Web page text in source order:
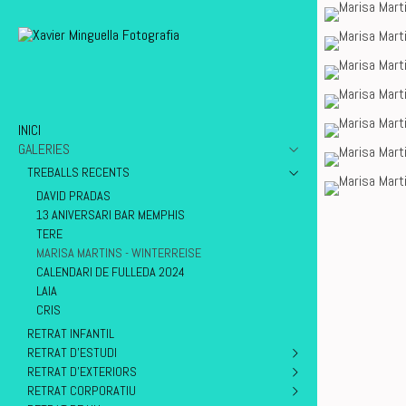
INICI
GALERIES
TREBALLS RECENTS
DAVID PRADAS
13 ANIVERSARI BAR MEMPHIS
TERE
MARISA MARTINS - WINTERREISE
CALENDARI DE FULLEDA 2024
LAIA
CRIS
RETRAT INFANTIL
RETRAT D'ESTUDI
AMIGUES PER SEMPRE
AIDA & SERGI
RETRAT D'EXTERIORS
AÏDA & SERGI
RETRAT CORPORATIU